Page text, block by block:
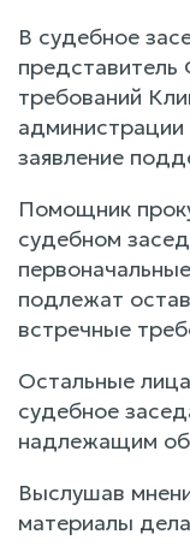
В судебное
требований
заявление
Помощник
судебном
подлежат
встречные
Остальные
судебное
надлежащим
Выслушав
материалы